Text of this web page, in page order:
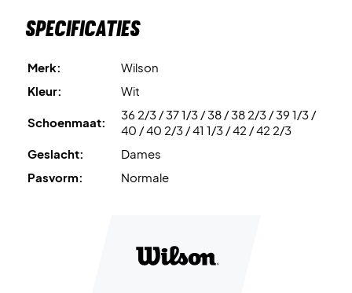
voor alle soorten tennis- en padelbanen!
Breng je prestaties naar een hoger niveau – koop deze
Wilson damesschoenen vandaag nog!
Specificaties
Merk:
Wilson
Kleur:
Wit
Schoenmaat:
36 2/3 / 37 1/3 / 38 / 38 2/3 / 39 1/3 /
40 / 40 2/3 / 41 1/3 / 42 / 42 2/3
Geslacht:
Dames
Pasvorm:
Normale